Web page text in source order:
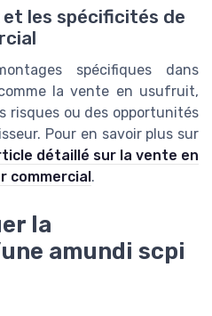
les spécificités de
spécifiques dans
la vente en usufruit,
risques ou des opportunités
Pour en savoir plus sur
détaillé sur la vente en
commercial.
la
amundi scpi